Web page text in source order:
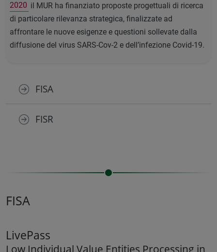
2020 il MUR ha finanziato proposte progettuali di ricerca
di particolare rilevanza strategica, finalizzate ad
affrontare le nuove esigenze e questioni sollevate dalla
diffusione del virus SARS-Cov-2 e dell’infezione Covid-19.
FISA
FISR
FISA
LivePass
Low Individual Value Entities Processing in